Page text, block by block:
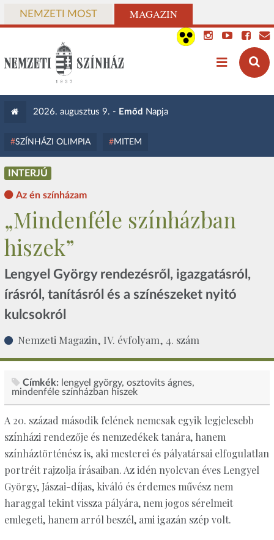
NEMZETI MOST MAGAZIN
2026. augusztus 9. - Emőd Napja
SZÍNHÁZI OLIMPIA MITEM
INTERJÚ
Az én színházam
„Mindenféle színházban
hiszek”
Lengyel György rendezésről, igazgatásról,
írásról, tanításról és a színészeket nyitó
kulcsokról
Nemzeti Magazin, IV. évfolyam, 4. szám
Címkék: lengyel györgy osztovits ágnes
mindenféle színházban hiszek
A 20. század második felének nemcsak egyik legjelesebb
színházi rendezője és nemzedékek tanára, hanem
színháztörténész is, aki mesterei és pályatársai elfogulatlan
portréit rajzolja írásaiban. Az idén nyolcvan éves Lengyel
György, Jászai-díjas, kiváló és érdemes művész nem
haraggal tekint vissza pályára, nem jogos sérelmeit
emlegeti, hanem arról beszél, ami igazán szép volt.